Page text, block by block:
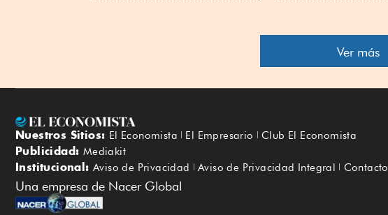
Ver más
Nuestros Sitios: El Economista El Empresario Club El Economista
Publicidad: Mediakit
Institucional: Aviso de Privacidad Aviso de Privacidad Integral Contacto
Una empresa de Nacer Global